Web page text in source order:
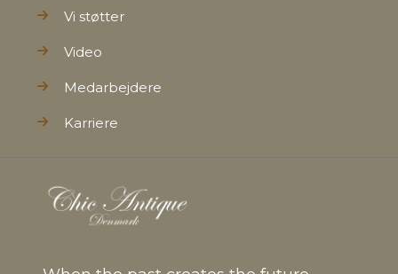
Vi støtter
Video
Medarbejdere
Karriere